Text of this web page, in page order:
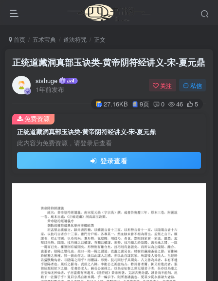
首页 五术宝典 道法符咒 正文
正统道藏洞真部玉诀类-黄帝阴符经讲义-宋-夏元鼎
sishuge
1年前发布
关注 私信
27.16KB 9页 0 46 5
正统道藏洞真部玉诀类-黄帝阴符经讲义-宋-夏元鼎
此内容为免费资源，请登录后查看
登录查看
免费资源